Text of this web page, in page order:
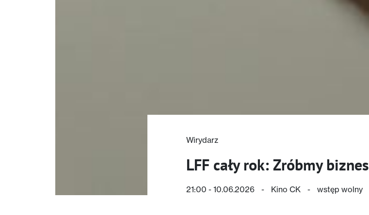
Wirydarz
LFF cały rok: Zróbmy biznes
21:00 - 10.06.2026 - Kino CK - wstęp wolny